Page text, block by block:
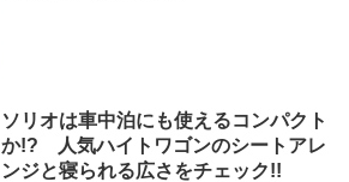
ソリオは車中泊にも使えるコンパクト
か!? 人気ハイトワゴンのシートアレ
ンジと寝られる広さをチェック!!